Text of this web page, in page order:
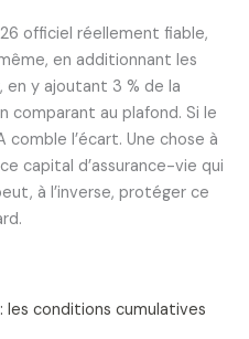
officiel réellement fiable,
en additionnant les
en y ajoutant 3 % de la
comparant au plafond. Si le
comble l’écart. Une chose à
capital d’assurance-vie qui
à l’inverse, protéger ce
les conditions cumulatives